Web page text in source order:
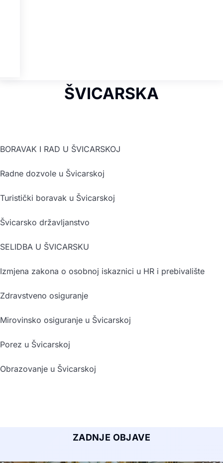
ŠVICARSKA
BORAVAK I RAD U ŠVICARSKOJ
Radne dozvole u Švicarskoj
Turistički boravak u Švicarskoj
Švicarsko državljanstvo
SELIDBA U ŠVICARSKU
Izmjena zakona o osobnoj iskaznici u HR i prebivalište
Zdravstveno osiguranje
Mirovinsko osiguranje u Švicarskoj
Porez u Švicarskoj
Obrazovanje u Švicarskoj
ZADNJE OBJAVE